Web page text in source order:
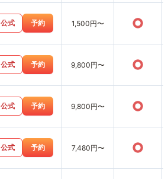
公式 予約 1,500円〜 ○
公式 予約 9,800円〜 ○
公式 予約 9,800円〜 ○
公式 予約 7,480円〜 ○